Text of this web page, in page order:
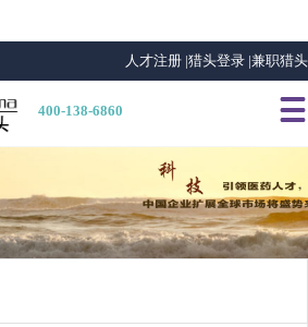
人才注册 |猎头登录 |兼职猎头
400-138-6860 